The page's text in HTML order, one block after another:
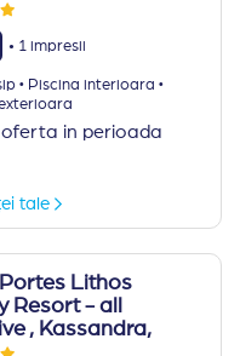
· 1 impresii
·Piscina interioara ·
in perioada
tale
Lithos
Resort - all
, Kassandra,